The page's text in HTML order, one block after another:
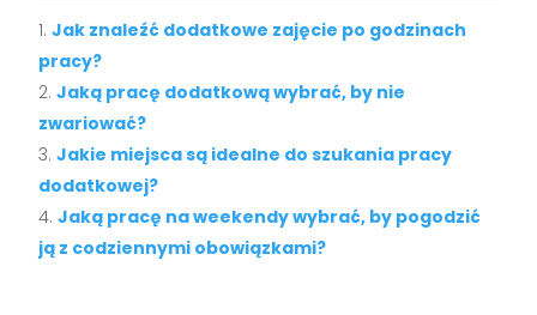
Jak znaleźć dodatkowe zajęcie po godzinach
pracy?
Jaką pracę dodatkową wybrać, by nie
zwariować?
Jakie miejsca są idealne do szukania pracy
dodatkowej?
Jaką pracę na weekendy wybrać, by pogodzić
ją z codziennymi obowiązkami?